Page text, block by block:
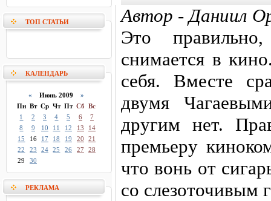
ТОП СТАТЬИ
КАЛЕНДАРЬ
« Июнь 2009 »
Пн Вт Ср Чт Пт Сб Вс
1
2 3 4 5 6
7
8
9 10 11 12 13
14
15
16 17 18 19 20
21
22
23 24 25 26 27
28
29
30
РЕКЛАМА
Автор - Даниил
Это
снимается в
себя. Вместе
двумя
другим нет.
премьеру
что вонь от
со слезоточивым